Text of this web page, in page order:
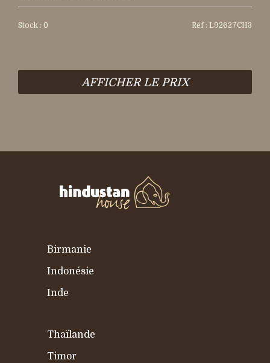
Stock : 0 Réf : L92627CH3
AFFICHER LE PRIX
Birmanie
Indonésie
Inde
Thaïlande
Timor